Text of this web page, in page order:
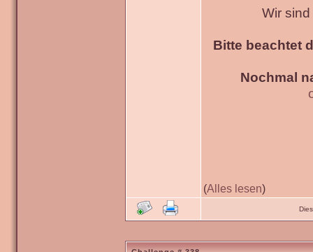
Wir
Bitte beachtet
Nochmal
(Alles lesen)